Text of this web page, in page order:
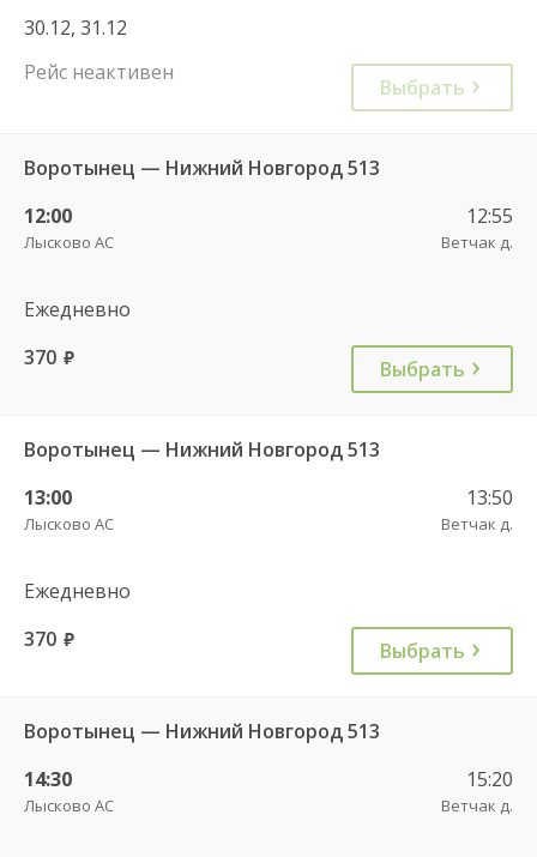
30.12, 31.12
Рейс неактивен
Выбрать
Воротынец — Нижний Новгород 513
12:00
Лысково АС
12:55
Ветчак д.
Ежедневно
370 руб. Выбрать
Воротынец — Нижний Новгород 513
13:00
Лысково АС
13:50
Ветчак д.
Ежедневно
370 руб. Выбрать
Воротынец — Нижний Новгород 513
14:30
Лысково АС
15:20
Ветчак д.